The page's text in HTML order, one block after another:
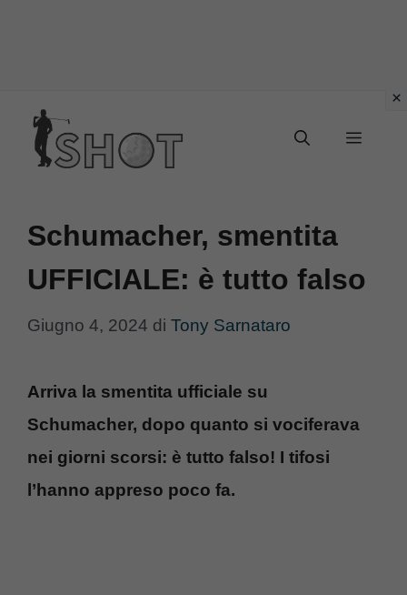
contenuto
Menu
Schumacher, smentita
UFFICIALE: è tutto falso
Giugno 4, 2024 di Tony Sarnataro
Arriva la smentita ufficiale su
Schumacher, dopo quanto si vociferava
nei giorni scorsi: è tutto falso! I tifosi
l’hanno appreso poco fa.